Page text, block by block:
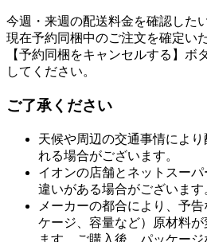
今週・来週の配送料金を確認した
現在予約同梱中のご注文を確定い
【予約同梱をキャンセルする】ボ
してください。
ご了承ください
天候や周辺の交通事情によ
れる場合がございます。
イオンの店舗とネットスー
違いがある場合がございます
メーカーの都合により、予
ケージ、容量など）原材料
ます。ご購入後、パッケージ